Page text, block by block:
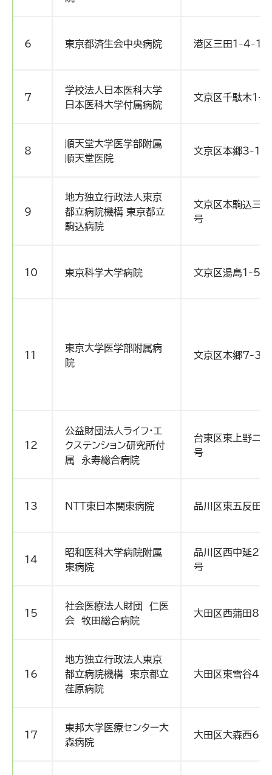
6 東京都済生会中央病院 港区三田1-4-17
7
学校法人日本医科大学
日本医科大学付属病院
文京区千駄木1-
8
順天堂大学医学部附属
順天堂医院
文京区本郷3-1-3
9
地方独立行政法人東京
都立病院機構 東京都立
駒込病院
文京区本駒込三
号
10 東京科学大学病院 文京区湯島1-5-
11
東京大学医学部附属病
院
文京区本郷7-3-1
12
公益財団法人ライフ・エ
クステンション研究所付
属 永寿総合病院
台東区東上野二
号
13 ＮTT東日本関東病院 品川区東五反田
14
昭和医科大学病院附属
東病院
品川区西中延2
号
15
社会医療法人財団 仁医
会 牧田総合病院
大田区西蒲田8-
16
地方独立行政法人東京
都立病院機構 東京都立
荏原病院
大田区東雪谷4-
17
東邦大学医療センター大
森病院
大田区大森西6-